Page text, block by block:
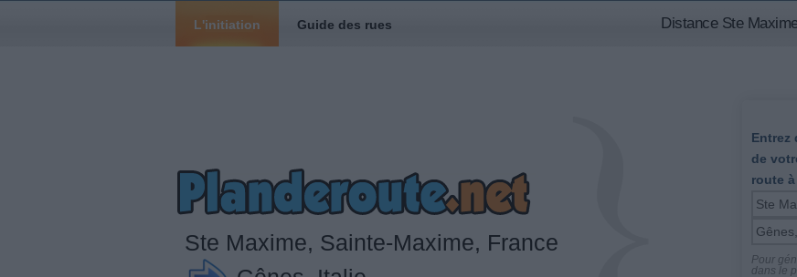
Distance Ste
L'initiation Guide des rues
Ste Maxime, Sainte-Maxime, France
Entrez
de
route
Pour
dans le